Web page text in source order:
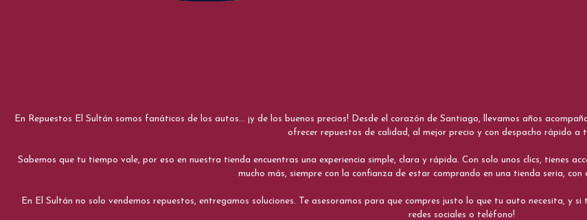
En Repuestos El Sultán somos fanáticos de los autos... ¡y de los buenos precios! Desde el corazón de Santiago, llevamos años
ofrecer repuestos de calidad, al mejor precio y con despacho rápido a
Sabemos que tu tiempo vale, por eso en nuestra tienda encuentras una experiencia simple, clara y rápida. Con solo unos clics, tienes
mucho más, siempre con la confianza de estar comprando en una tienda seria, con
En El Sultán no solo vendemos repuestos, entregamos soluciones. Te asesoramos para que compres justo lo que tu auto necesita, y
redes sociales o teléfono!